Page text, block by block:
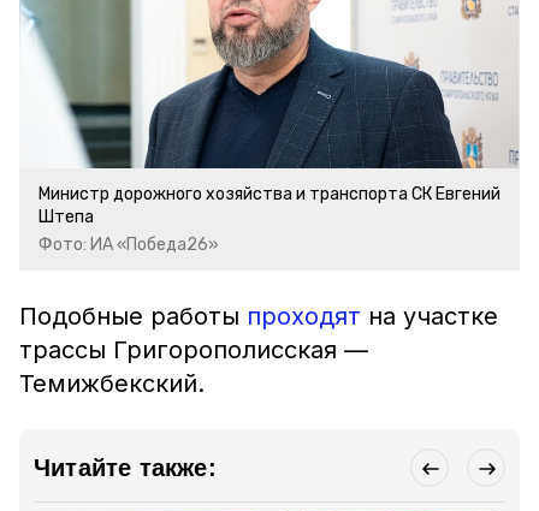
Министр дорожного хозяйства и транспорта СК Евгений
Штепа
Фото: ИА «Победа26»
Подобные работы проходят на участке
трассы Григорополисская —
Темижбекский.
Читайте также: